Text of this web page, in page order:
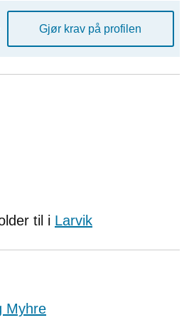
Gjør krav på profilen
til i Larvik
Myhre